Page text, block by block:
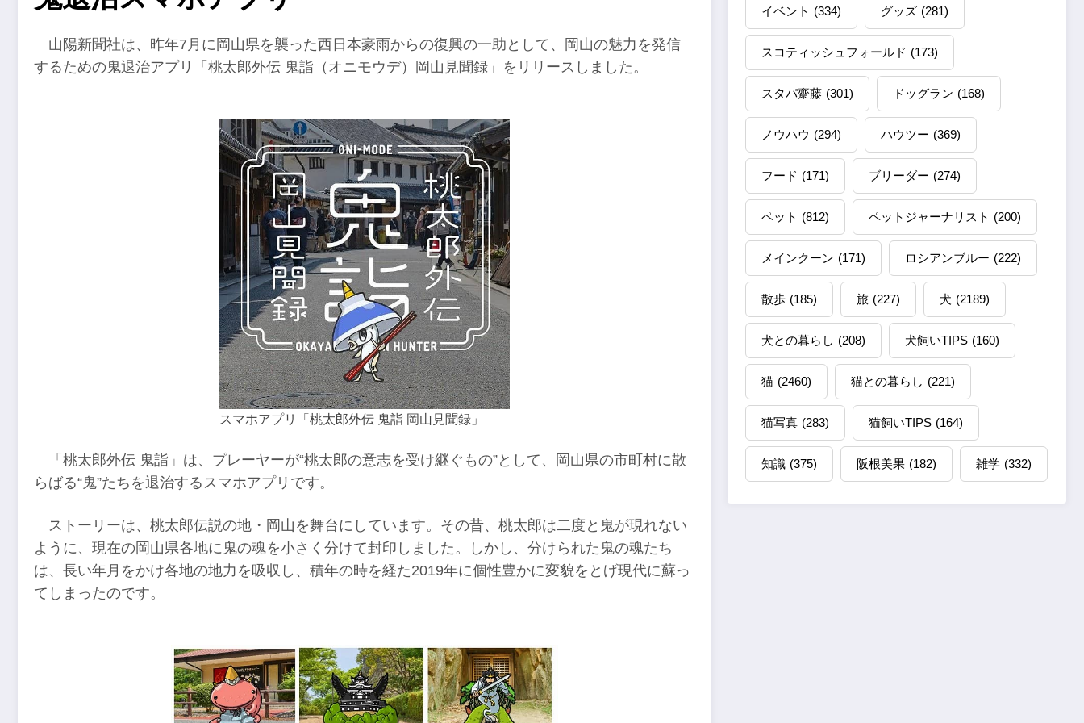
山陽新聞社は、昨年7月に岡山県を襲った西日本豪雨からの復興の一助として、岡山の魅力を発信
するための鬼退治アプリ「桃太郎外伝 鬼詣（オニモウデ）岡山見聞録」をリリースしました。
スマホアプリ「桃太郎外伝 鬼詣 岡山見聞録」
「桃太郎外伝 鬼詣」は、プレーヤーが“桃太郎の意志を受け継ぐもの”として、岡山県の市町村に散
らばる“鬼”たちを退治するスマホアプリです。
ストーリーは、桃太郎伝説の地・岡山を舞台にしています。その昔、桃太郎は二度と鬼が現れない
ように、現在の岡山県各地に鬼の魂を小さく分けて封印しました。しかし、分けられた鬼の魂たち
は、長い年月をかけ各地の地力を吸収し、積年の時を経た2019年に個性豊かに変貌をとげ現代に蘇っ
てしまったのです。
イベント (334) グッズ (281)
スコティッシュフォールド (173)
スタパ齋藤 (301) ドッグラン (168)
ノウハウ (294) ハウツー (369)
フード (171) ブリーダー (274)
ペット (812) ペットジャーナリスト (200)
メインクーン (171) ロシアンブルー (222)
散歩 (185) 旅 (227) 犬 (2189)
犬との暮らし (208) 犬飼いTIPS (160)
猫 (2460) 猫との暮らし (221)
猫写真 (283) 猫飼いTIPS (164)
知識 (375) 阪根美果 (182) 雑学 (332)